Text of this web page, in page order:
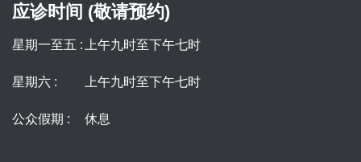
应诊时间 (敬请预约)
星期一至五 : 上午九时至下午七时
星期六 : 上午九时至下午七时
公众假期 : 休息